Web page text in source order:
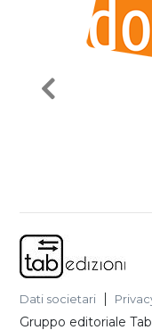
Dati societari
Gruppo editoriale Tab